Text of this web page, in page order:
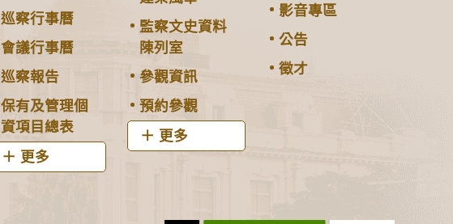
巡察行事曆
會議行事曆
巡察報告
保有及管理個
資項目總表
更多
監察文史資料
陳列室
參觀資訊
預約參觀
更多
影音專區
公告
徵才